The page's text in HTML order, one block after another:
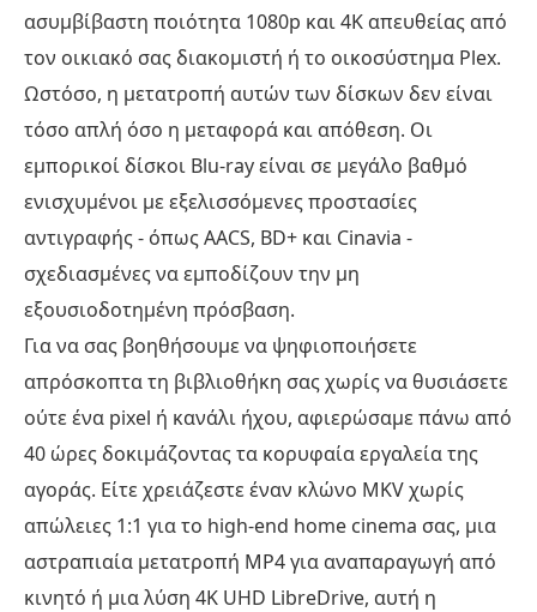
ασυμβίβαστη ποιότητα 1080p και 4K απευθείας από
τον οικιακό σας διακομιστή ή το οικοσύστημα Plex.
Ωστόσο, η μετατροπή αυτών των δίσκων δεν είναι
τόσο απλή όσο η μεταφορά και απόθεση. Οι
εμπορικοί δίσκοι Blu-ray είναι σε μεγάλο βαθμό
ενισχυμένοι με εξελισσόμενες προστασίες
αντιγραφής - όπως AACS, BD+ και Cinavia -
σχεδιασμένες να εμποδίζουν την μη
εξουσιοδοτημένη πρόσβαση.
Για να σας βοηθήσουμε να ψηφιοποιήσετε
απρόσκοπτα τη βιβλιοθήκη σας χωρίς να θυσιάσετε
ούτε ένα pixel ή κανάλι ήχου, αφιερώσαμε πάνω από
40 ώρες δοκιμάζοντας τα κορυφαία εργαλεία της
αγοράς. Είτε χρειάζεστε έναν κλώνο MKV χωρίς
απώλειες 1:1 για το high-end home cinema σας, μια
αστραπιαία μετατροπή MP4 για αναπαραγωγή από
κινητό ή μια λύση 4K UHD LibreDrive, αυτή η